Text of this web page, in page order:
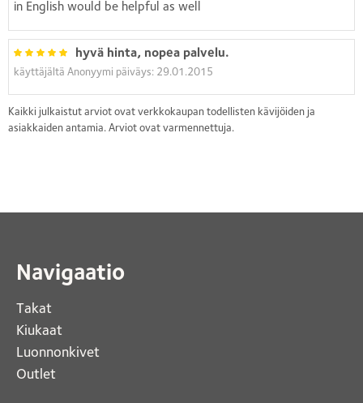
in English would be helpful as well
hyvä hinta, nopea palvelu.
käyttäjältä Anonyymi päiväys: 29.01.2015
Kaikki julkaistut arviot ovat verkkokaupan todellisten kävijöiden ja
asiakkaiden antamia. Arviot ovat varmennettuja.
Navigaatio
Takat
Kiukaat
Luonnonkivet
Outlet